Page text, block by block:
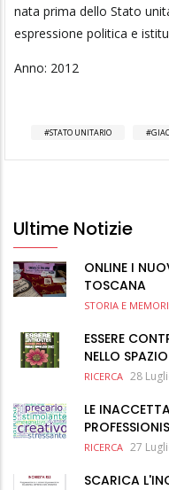
nata prima dello Stato
espressione politica e
Anno: 2012
STATO UNITARIO
Ultime Notizie
ONLINE I
TOSCANA
STORIA E
ESSERE
NELLO
RICERCA 28
LE
RICERCA 27
SCARICA